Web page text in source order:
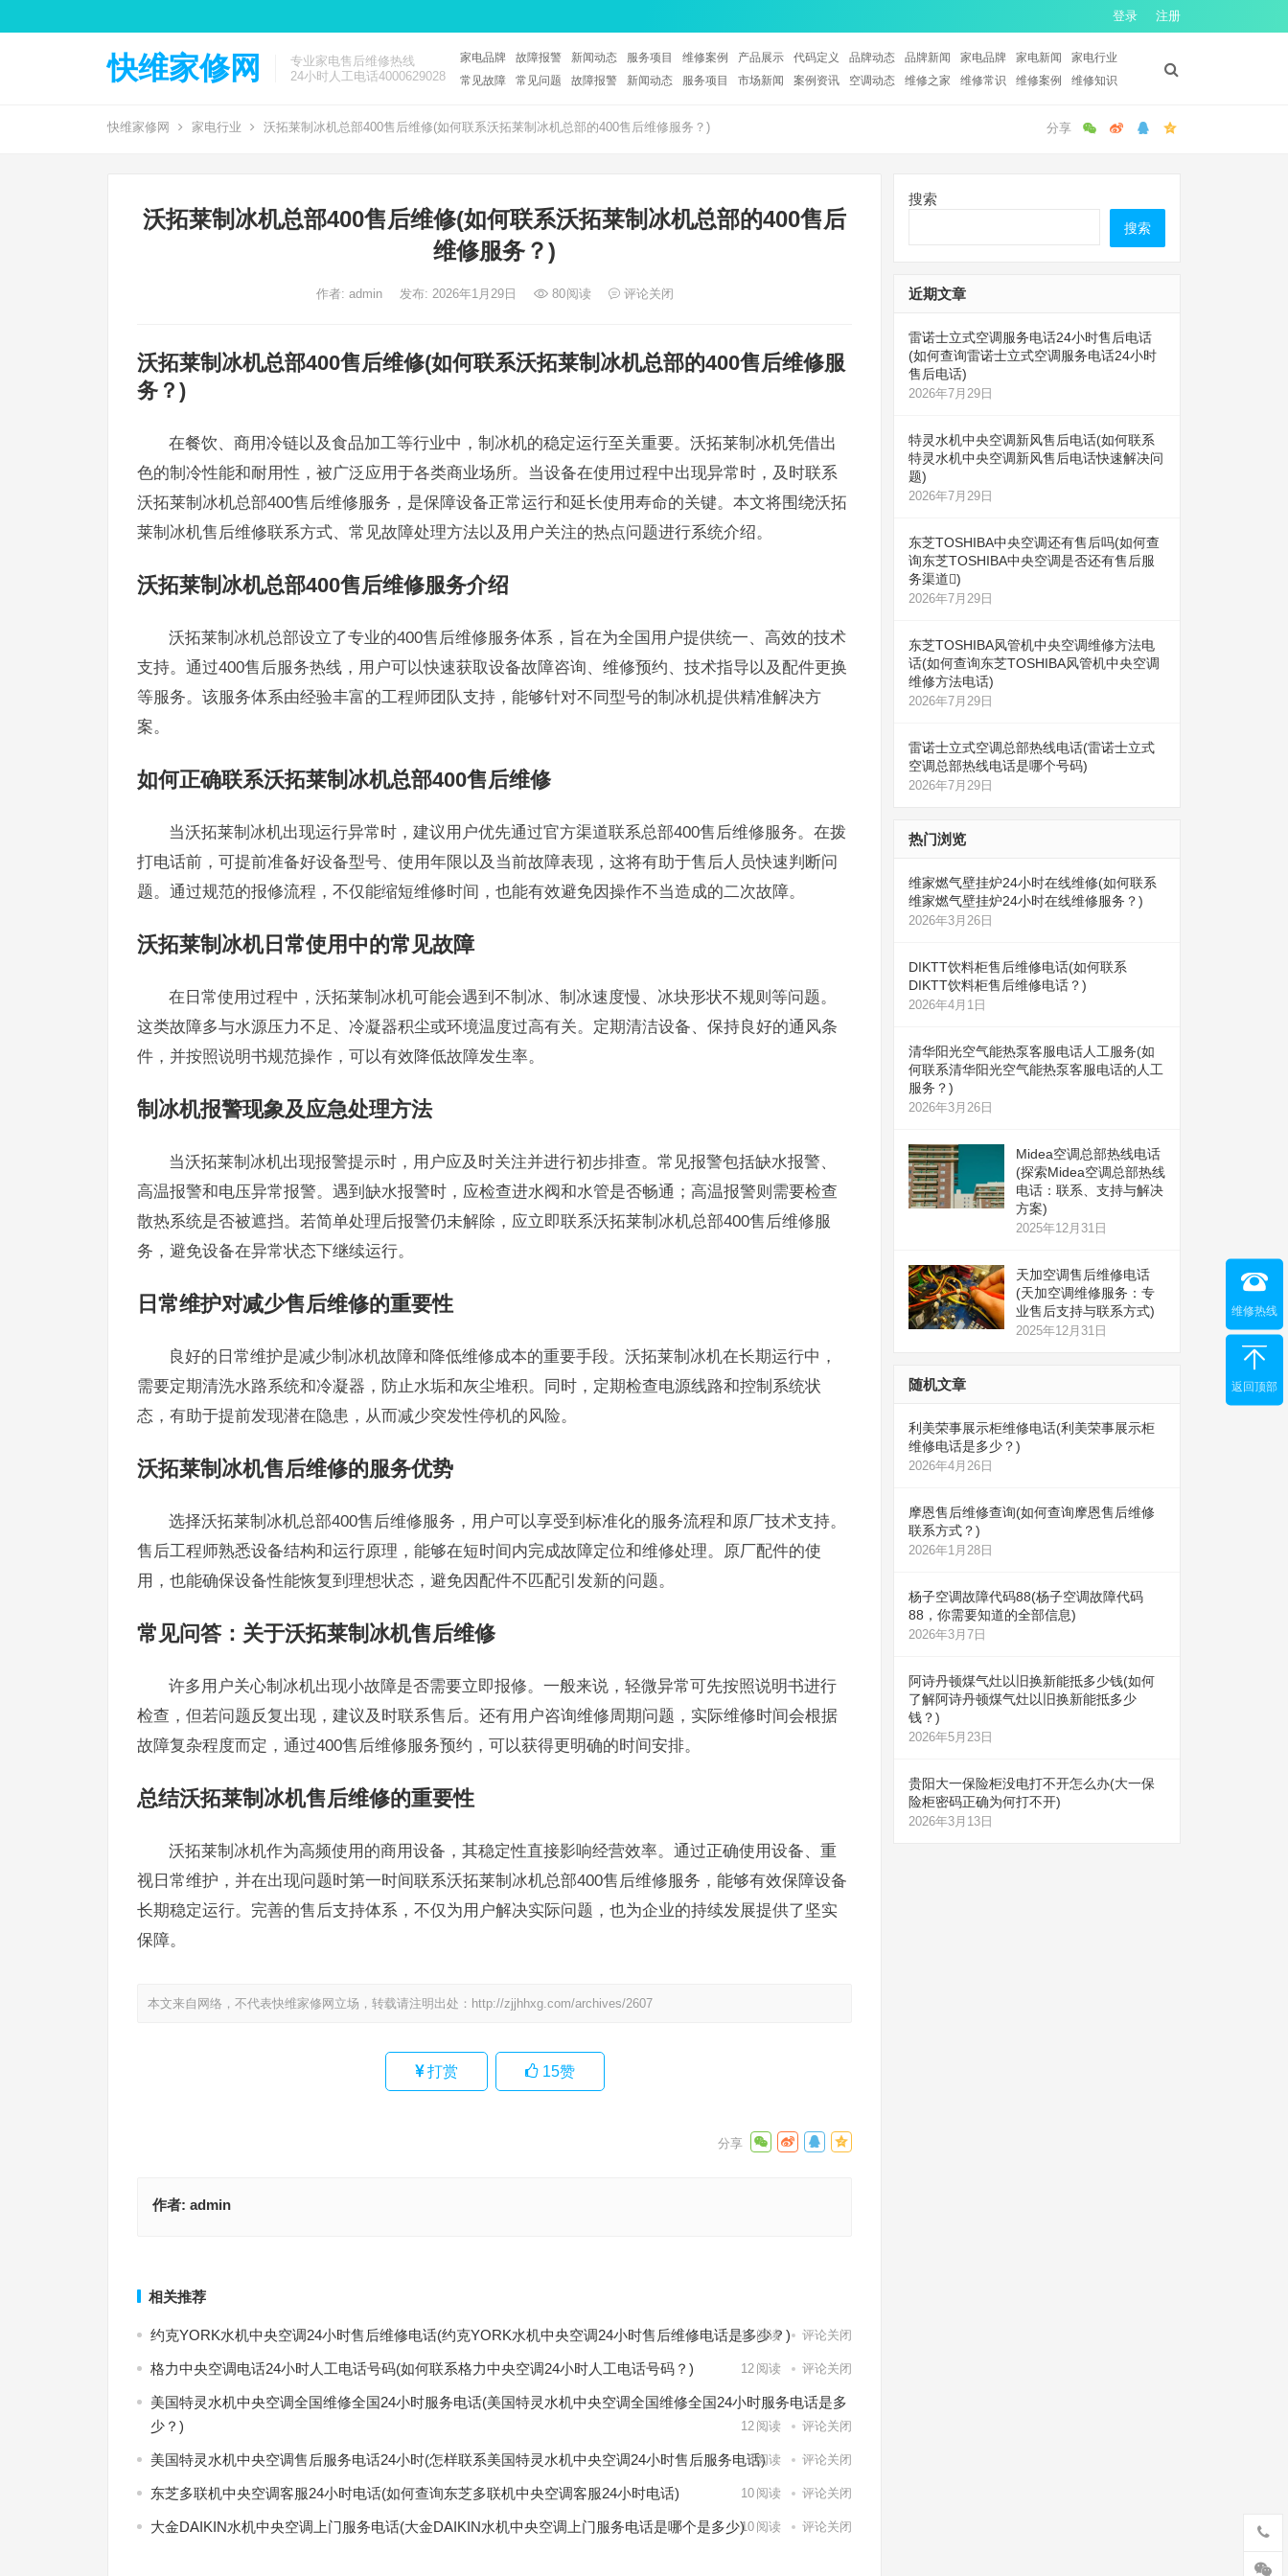
登录 注册
快维家修网
专业家电售后维修热线
24小时人工电话4000629028
家电品牌 故障报警 新闻动态 服务项目 维修案例 产品展示 代码定义 品牌动态 品牌新闻 家电品牌 家电新闻
家电行业
常见故障
常见问题 故障报警 新闻动态 服务项目 市场新闻 案例资讯 空调动态 维修之家 维修常识 维修案例 维修知识
快维家修网 家电行业 沃拓莱制冰机总部400售后维修(如何联系沃拓莱制冰机总部的400售后维修服务？)
沃拓莱制冰机总部400售后维修(如何联系沃拓莱制冰机总部的400售后
维修服务？)
作者: admin 发布: 2026年1月29日 80阅读 评论关闭
沃拓莱制冰机总部400售后维修(如何联系沃拓莱制冰机总部的400售后维修服
务？)
在餐饮、商用冷链以及食品加工等行业中，制冰机的稳定运行至关重要。沃拓莱制冰机凭借出
色的制冷性能和耐用性，被广泛应用于各类商业场所。当设备在使用过程中出现异常时，及时联系
沃拓莱制冰机总部400售后维修服务，是保障设备正常运行和延长使用寿命的关键。本文将围绕沃拓
莱制冰机售后维修联系方式、常见故障处理方法以及用户关注的热点问题进行系统介绍。
沃拓莱制冰机总部400售后维修服务介绍
沃拓莱制冰机总部设立了专业的400售后维修服务体系，旨在为全国用户提供统一、高效的技术
支持。通过400售后服务热线，用户可以快速获取设备故障咨询、维修预约、技术指导以及配件更换
等服务。该服务体系由经验丰富的工程师团队支持，能够针对不同型号的制冰机提供精准解决方
案。
如何正确联系沃拓莱制冰机总部400售后维修
当沃拓莱制冰机出现运行异常时，建议用户优先通过官方渠道联系总部400售后维修服务。在拨
打电话前，可提前准备好设备型号、使用年限以及当前故障表现，这将有助于售后人员快速判断问
题。通过规范的报修流程，不仅能缩短维修时间，也能有效避免因操作不当造成的二次故障。
沃拓莱制冰机日常使用中的常见故障
在日常使用过程中，沃拓莱制冰机可能会遇到不制冰、制冰速度慢、冰块形状不规则等问题。
这类故障多与水源压力不足、冷凝器积尘或环境温度过高有关。定期清洁设备、保持良好的通风条
件，并按照说明书规范操作，可以有效降低故障发生率。
制冰机报警现象及应急处理方法
当沃拓莱制冰机出现报警提示时，用户应及时关注并进行初步排查。常见报警包括缺水报警、
高温报警和电压异常报警。遇到缺水报警时，应检查进水阀和水管是否畅通；高温报警则需要检查
散热系统是否被遮挡。若简单处理后报警仍未解除，应立即联系沃拓莱制冰机总部400售后维修服
务，避免设备在异常状态下继续运行。
日常维护对减少售后维修的重要性
良好的日常维护是减少制冰机故障和降低维修成本的重要手段。沃拓莱制冰机在长期运行中，
需要定期清洗水路系统和冷凝器，防止水垢和灰尘堆积。同时，定期检查电源线路和控制系统状
态，有助于提前发现潜在隐患，从而减少突发性停机的风险。
沃拓莱制冰机售后维修的服务优势
选择沃拓莱制冰机总部400售后维修服务，用户可以享受到标准化的服务流程和原厂技术支持。
售后工程师熟悉设备结构和运行原理，能够在短时间内完成故障定位和维修处理。原厂配件的使
用，也能确保设备性能恢复到理想状态，避免因配件不匹配引发新的问题。
常见问答：关于沃拓莱制冰机售后维修
许多用户关心制冰机出现小故障是否需要立即报修。一般来说，轻微异常可先按照说明书进行
检查，但若问题反复出现，建议及时联系售后。还有用户咨询维修周期问题，实际维修时间会根据
故障复杂程度而定，通过400售后维修服务预约，可以获得更明确的时间安排。
总结沃拓莱制冰机售后维修的重要性
沃拓莱制冰机作为高频使用的商用设备，其稳定性直接影响经营效率。通过正确使用设备、重
视日常维护，并在出现问题时第一时间联系沃拓莱制冰机总部400售后维修服务，能够有效保障设备
长期稳定运行。完善的售后支持体系，不仅为用户解决实际问题，也为企业的持续发展提供了坚实
保障。
本文来自网络，不代表快维家修网立场，转载请注明出处： http://zjjhhxg.com/archives/2607
打赏 15赞
作者: admin
相关推荐
约克YORK水机中央空调24小时售后维修电话(约克YORK水机中央空调24小时售后维修电话是多少？)
11 阅读 评论关闭
格力中央空调电话24小时人工电话号码(如何联系格力中央空调24小时人工电话号码？) 12 阅读 评论关闭
美国特灵水机中央空调全国维修全国24小时服务电话(美国特灵水机中央空调全国维修全国24小时服务电话是多
少？)
12 阅读 评论关闭
美国特灵水机中央空调售后服务电话24小时(怎样联系美国特灵水机中央空调24小时售后服务电话)
8阅读 评论关闭
东芝多联机中央空调客服24小时电话(如何查询东芝多联机中央空调客服24小时电话) 10 阅读 评论关闭
大金DAIKIN水机中央空调上门服务电话(大金DAIKIN水机中央空调上门服务电话是哪个是多少)10 阅读 评论关闭
搜索
搜索
近期文章
雷诺士立式空调服务电话24小时售后电话
(如何查询雷诺士立式空调服务电话24小时
售后电话)
2026年7月29日
特灵水机中央空调新风售后电话(如何联系
特灵水机中央空调新风售后电话快速解决问
题)
2026年7月29日
东芝TOSHIBA中央空调还有售后吗(如何查
询东芝TOSHIBA中央空调是否还有售后服
务渠道)
2026年7月29日
东芝TOSHIBA风管机中央空调维修方法电
话(如何查询东芝TOSHIBA风管机中央空调
维修方法电话)
2026年7月29日
雷诺士立式空调总部热线电话(雷诺士立式
空调总部热线电话是哪个号码)
2026年7月29日
热门浏览
维家燃气壁挂炉24小时在线维修(如何联系
维家燃气壁挂炉24小时在线维修服务？)
2026年3月26日
DIKTT饮料柜售后维修电话(如何联系
DIKTT饮料柜售后维修电话？)
2026年4月1日
清华阳光空气能热泵客服电话人工服务(如
何联系清华阳光空气能热泵客服电话的人工
服务？)
2026年3月26日
Midea空调总部热线电话
(探索Midea空调总部热线
电话：联系、支持与解决
方案)
2025年12月31日
天加空调售后维修电话
(天加空调维修服务：专
业售后支持与联系方式)
2025年12月31日
随机文章
利美荣事展示柜维修电话(利美荣事展示柜
维修电话是多少？)
2026年4月26日
摩恩售后维修查询(如何查询摩恩售后维修
联系方式？)
2026年1月28日
杨子空调故障代码88(杨子空调故障代码
88，你需要知道的全部信息)
2026年3月7日
阿诗丹顿煤气灶以旧换新能抵多少钱(如何
了解阿诗丹顿煤气灶以旧换新能抵多少
钱？)
2026年5月23日
贵阳大一保险柜没电打不开怎么办(大一保
险柜密码正确为何打不开)
2026年3月13日
维修热线
返回顶部